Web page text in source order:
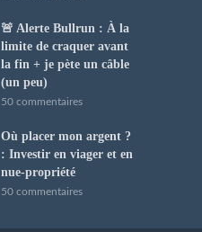
🚨 Alerte Bullrun : À la
limite de craquer avant
la fin + je pète un câble
(un peu)
50 commentaires
Où placer mon argent ?
: Investir en viager et en
nue-propriété
50 commentaires